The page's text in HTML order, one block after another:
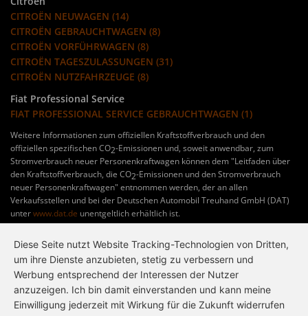
CITROËN NEUWAGEN (14)
CITROËN GEBRAUCHTWAGEN (8)
CITROËN VORFÜHRWAGEN (8)
CITROËN TAGESZULASSUNGEN (31)
CITROËN NUTZFAHRZEUGE (8)
Fiat Professional Service
FIAT PROFESSIONAL SERVICE GEBRAUCHTWAGEN (1)
Weitere Informationen zum offiziellen Kraftstoffverbrauch und den
offiziellen spezifischen CO2-Emissionen und, soweit anwendbar, zum
Stromverbrauch neuer Personenkraftwagen können dem "Leitfaden über
den Kraftstoffverbrauch, die CO2-Emissionen und den Stromverbrauch
neuer Personenkraftwagen" entnommen werden, der an allen
Verkaufsstellen und bei der Deutschen Automobil Treuhand GmbH (DAT)
unterwww.dat.de unentgeltlich erhältlich ist.
Diese Seite nutzt Website Tracking-Technologien von Dritten,
um ihre Dienste anzubieten, stetig zu verbessern und
Werbung entsprechend der Interessen der Nutzer
anzuzeigen. Ich bin damit einverstanden und kann meine
Einwilligung jederzeit mit Wirkung für die Zukunft widerrufen